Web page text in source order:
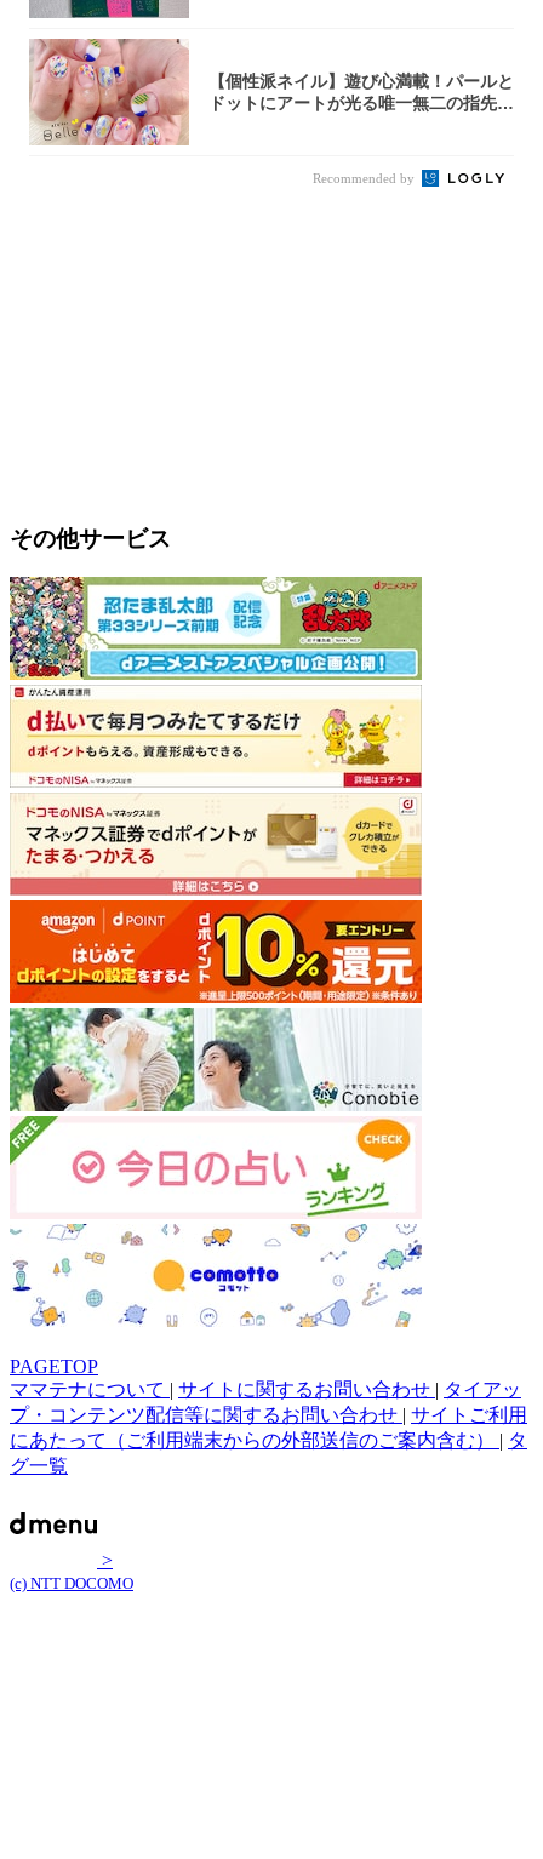
【個性派ネイル】遊び心満載！パールと
ドットにアートが光る唯一無二の指先が
Recommended by
その他サービス
PAGETOP
ママテナについて | サイトに関するお問い合わせ | タイアッ
プ・コンテンツ配信等に関するお問い合わせ | サイトご利用
にあたって（ご利用端末からの外部送信のご案内含む） | タ
グ一覧
>
(c) NTT DOCOMO